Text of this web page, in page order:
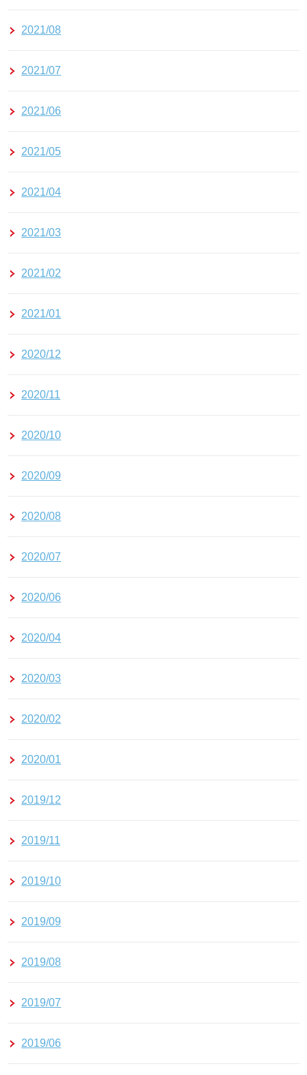
2021/08
2021/07
2021/06
2021/05
2021/04
2021/03
2021/02
2021/01
2020/12
2020/11
2020/10
2020/09
2020/08
2020/07
2020/06
2020/04
2020/03
2020/02
2020/01
2019/12
2019/11
2019/10
2019/09
2019/08
2019/07
2019/06